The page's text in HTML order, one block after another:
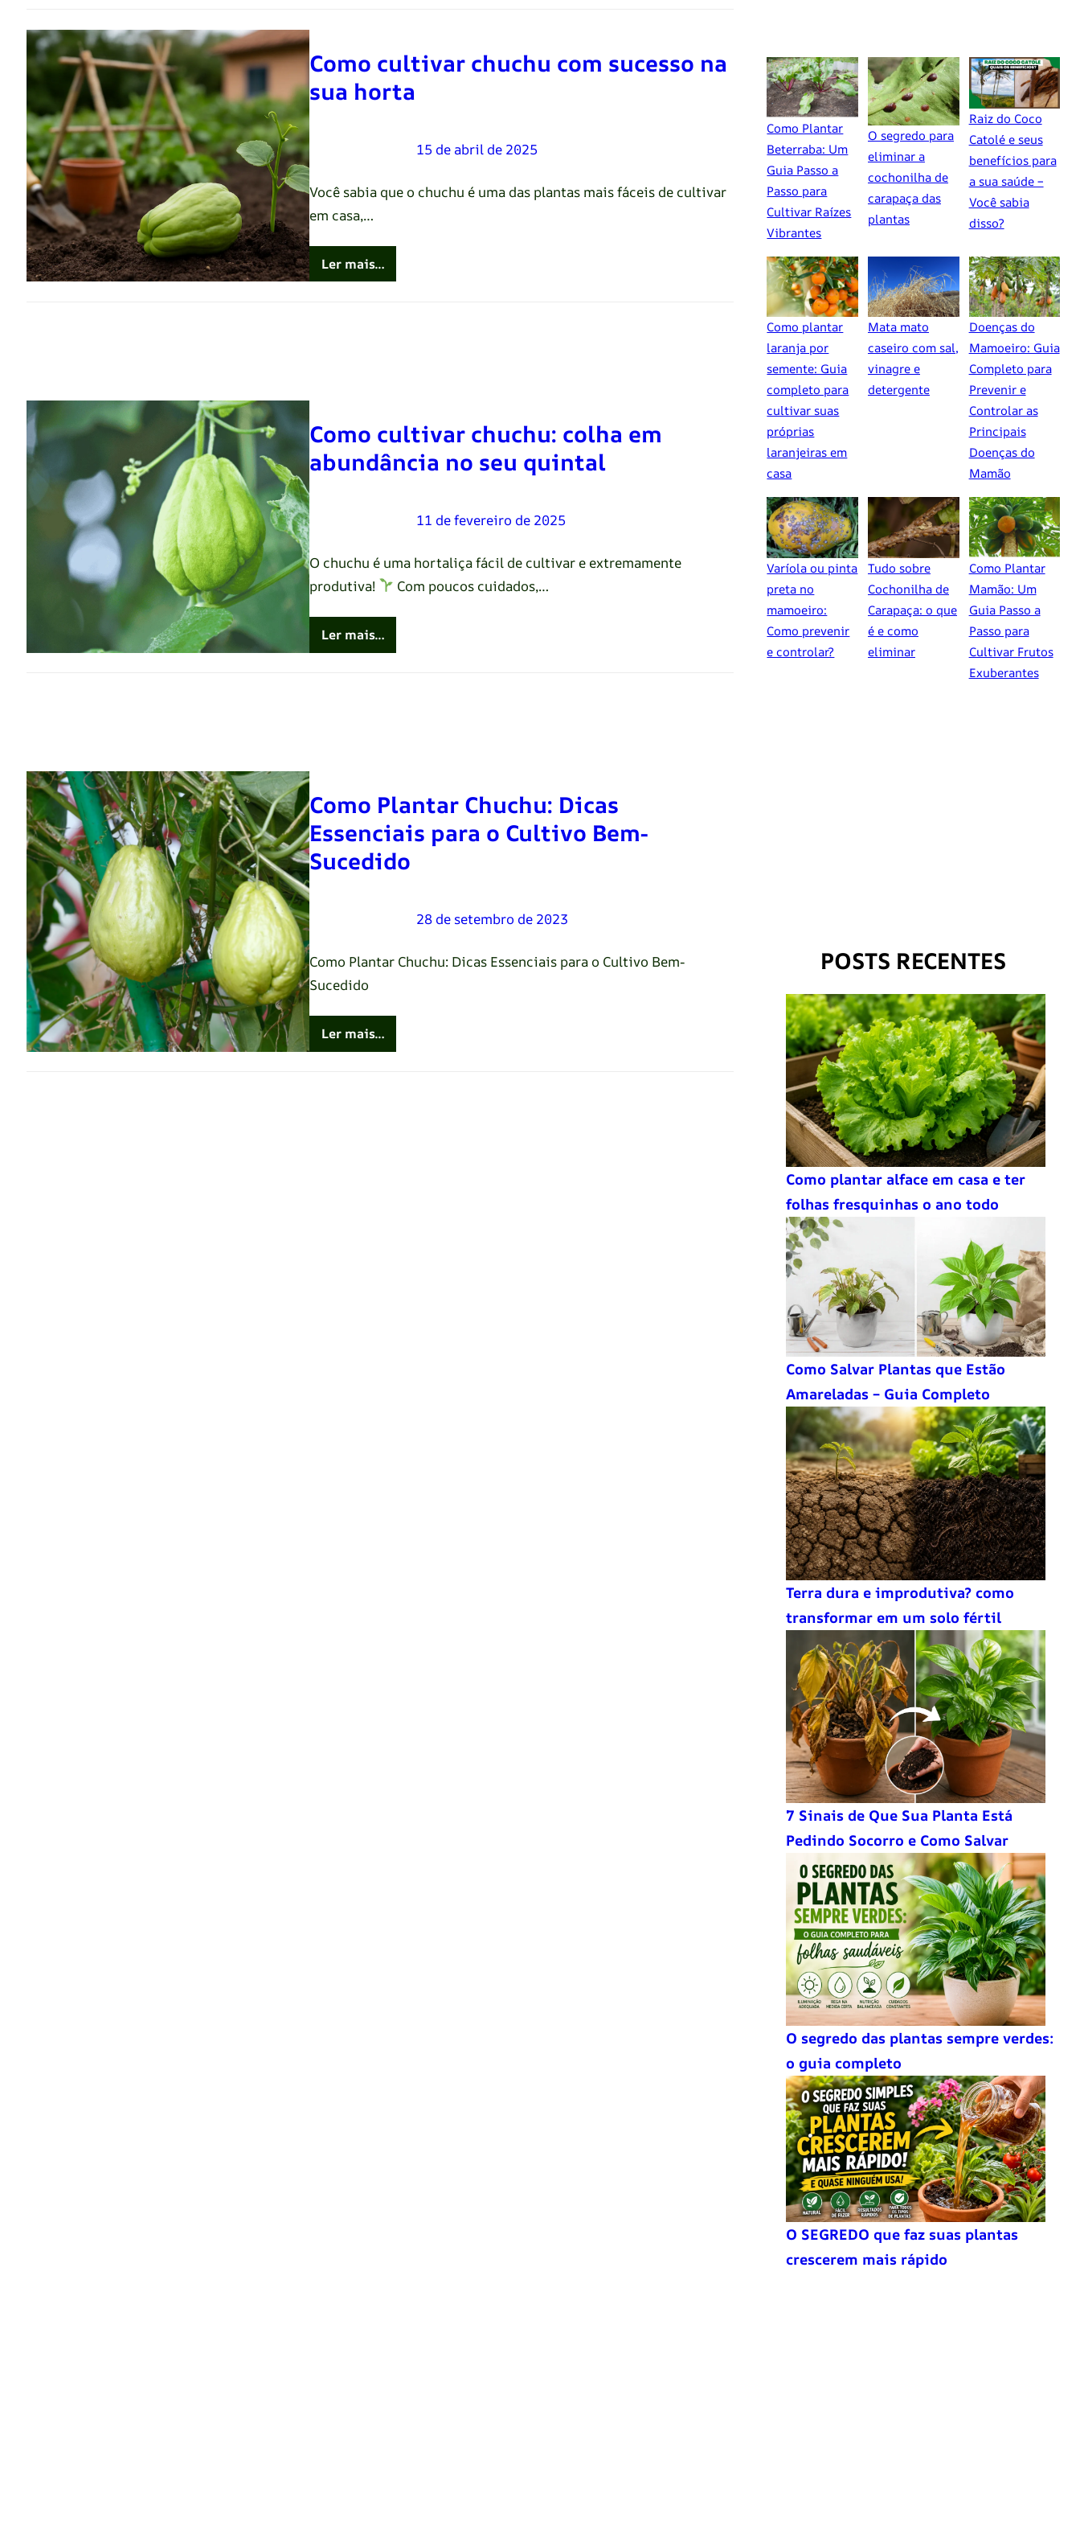
Como cultivar chuchu com sucesso na
sua horta
Renato Oliveira 15 de abril de 2025
Você sabia que o chuchu é uma das plantas mais fáceis de cultivar
em casa,…
Ler mais…
Como cultivar chuchu: colha em
abundância no seu quintal
Renato Oliveira 11 de fevereiro de 2025
O chuchu é uma hortaliça fácil de cultivar e extremamente
produtiva!
Com poucos cuidados,…
Ler mais…
Como Plantar Chuchu: Dicas
Essenciais para o Cultivo Bem-
Sucedido
Renato Oliveira 28 de setembro de 2023
Como Plantar Chuchu: Dicas Essenciais para o Cultivo Bem-
Sucedido
Ler mais…
Como Plantar
Beterraba: Um
Guia Passo a
Passo para
Cultivar Raízes
Vibrantes
O segredo para
eliminar a
cochonilha de
carapaça das
plantas
Raiz do Coco
Catolé e seus
benefícios para
a sua saúde –
Você sabia
disso?
Como plantar
laranja por
semente: Guia
completo para
cultivar suas
próprias
laranjeiras em
casa
Mata mato
caseiro com sal,
vinagre e
detergente
Doenças do
Mamoeiro: Guia
Completo para
Prevenir e
Controlar as
Principais
Doenças do
Mamão
Varíola ou pinta
preta no
mamoeiro:
Como prevenir
e controlar?
Tudo sobre
Cochonilha de
Carapaça: o que
é e como
eliminar
Como Plantar
Mamão: Um
Guia Passo a
Passo para
Cultivar Frutos
Exuberantes
POSTS RECENTES
Como plantar alface em casa e ter
folhas fresquinhas o ano todo
Como Salvar Plantas que Estão
Amareladas – Guia Completo
Terra dura e improdutiva? como
transformar em um solo fértil
7 Sinais de Que Sua Planta Está
Pedindo Socorro e Como Salvar
O segredo das plantas sempre verdes:
o guia completo
O SEGREDO que faz suas plantas
crescerem mais rápido